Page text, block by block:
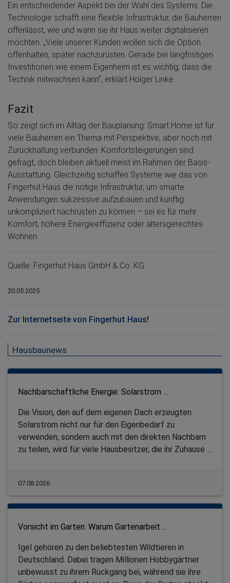
Ein entscheidender Aspekt bei der Wahl des Systems: Die
Technologie schafft eine flexible Infrastruktur, die Bauherren
offenlässt, wie und wann sie ihr Haus weiter digitalisieren
möchten. „Viele unserer Kunden wollen sich die Option
offenhalten, später nachzurüsten. Gerade bei langfristigen
Investitionen wie einem Eigenheim ist es wichtig, dass die
Technik mitwachsen kann“, erklärt Holger Linke.
Fazit
So zeigt sich im Alltag der Bauplanung: Smart Home ist für
viele Bauherren ein Thema mit Perspektive, aber noch mit
Zurückhaltung verbunden. Komfortsteigerungen sind
gefragt, doch bleiben aktuell meist im Rahmen der Basis-
Ausstattung. Gleichzeitig schaffen Systeme wie das von
Fingerhut Haus die nötige Infrastruktur, um smarte
Anwendungen sukzessive aufzubauen und künftig
unkompliziert nachrüsten zu können – sei es für mehr
Komfort, höhere Energieeffizienz oder altersgerechtes
Wohnen.
Quelle: Fingerhut Haus GmbH & Co. KG
20.05.2025
Zur Internetseite von Fingerhut Haus!
Hausbaunews
Nachbarschaftliche Energie: Solarstrom ...
Die Vision, den auf dem eigenen Dach erzeugten
Solarstrom nicht nur für den Eigenbedarf zu
verwenden, sondern auch mit den direkten Nachbarn
zu teilen, wird für viele Hausbesitzer, die ihr Zuhause ...
07.08.2026
Vorsicht im Garten: Warum Gartenarbeit ...
Igel gehören zu den beliebtesten Wildtieren in
Deutschland. Dabei tragen Millionen Hobbygärtner
unbewusst zu ihrem Rückgang bei, während sie ihre